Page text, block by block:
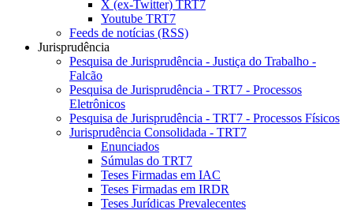
X (ex-Twitter) TRT7
Youtube TRT7
Feeds de notícias (RSS)
Jurisprudência
Pesquisa de Jurisprudência - Justiça do Trabalho -
Falcão
Pesquisa de Jurisprudência - TRT7 - Processos
Eletrônicos
Pesquisa de Jurisprudência - TRT7 - Processos Físicos
Jurisprudência Consolidada - TRT7
Enunciados
Súmulas do TRT7
Teses Firmadas em IAC
Teses Firmadas em IRDR
Teses Jurídicas Prevalecentes